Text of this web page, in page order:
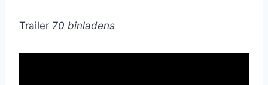
Trailer 70 binladens